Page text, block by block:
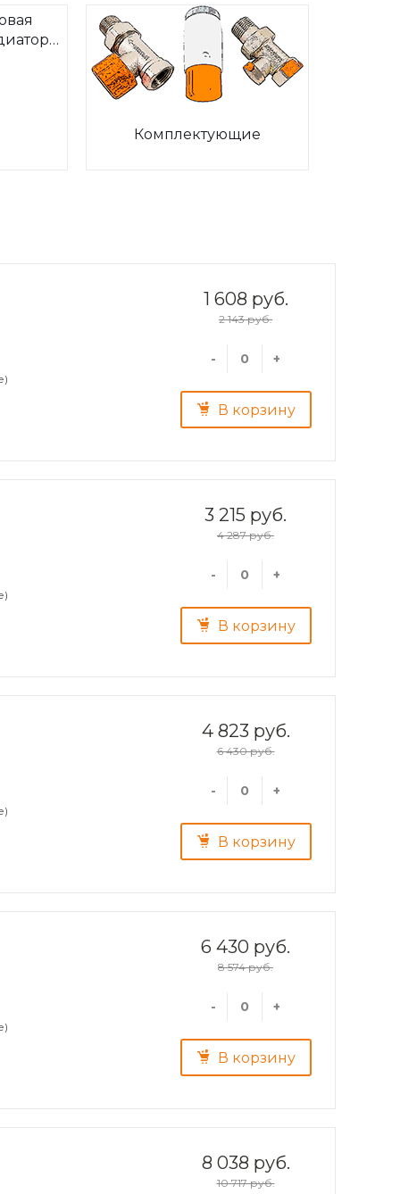
Комплектующие
1 608 руб.
2 143 руб.
- +
В корзину
3 215 руб.
4 287 руб.
- +
В корзину
4 823 руб.
6 430 руб.
- +
В корзину
6 430 руб.
8 574 руб.
- +
В корзину
8 038 руб.
10 717 руб.